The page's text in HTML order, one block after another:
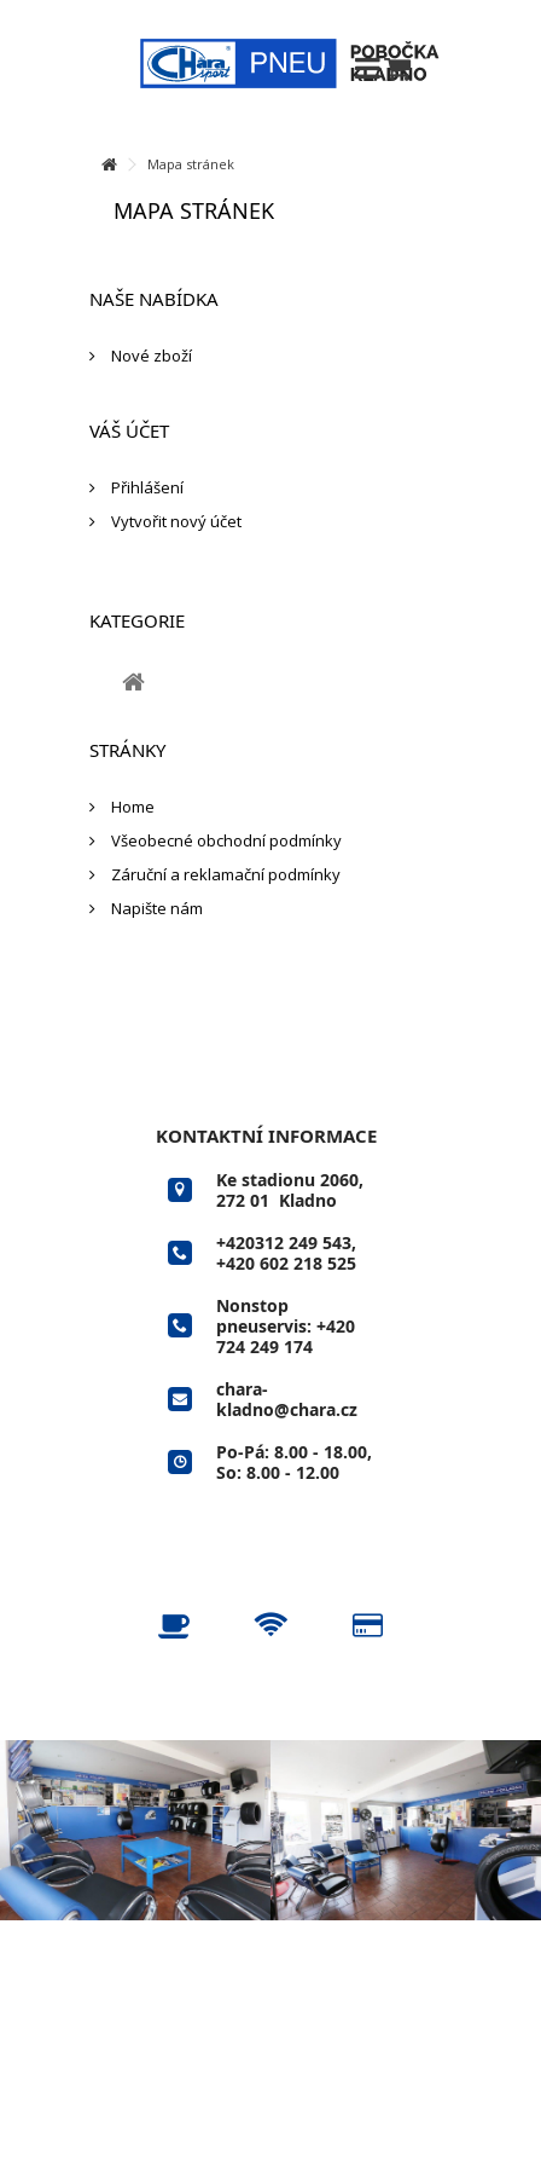
Mapa stránek
MAPA STRÁNEK
NAŠE NABÍDKA
Nové zboží
VÁŠ ÚČET
Přihlášení
Vytvořit nový účet
KATEGORIE
STRÁNKY
Home
Všeobecné obchodní podmínky
Záruční a reklamační podmínky
Napište nám
KONTAKTNÍ INFORMACE
Ke stadionu 2060,
272 01 Kladno
+420312 249 543,
+420 602 218 525
Nonstop
pneuservis: +420
724 249 174
chara-
kladno@chara.cz
Po-Pá: 8.00 - 18.00,
So: 8.00 - 12.00